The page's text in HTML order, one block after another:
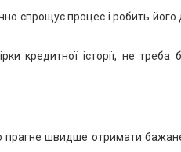
спрощує процес і робить
кредитної історії, не треба
прагне швидше отримати